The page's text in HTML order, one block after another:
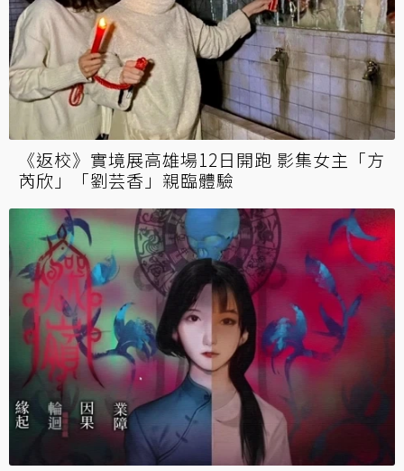
《返校》實境展高雄場12日開跑 影集女主「方
芮欣」「劉芸香」親臨體驗